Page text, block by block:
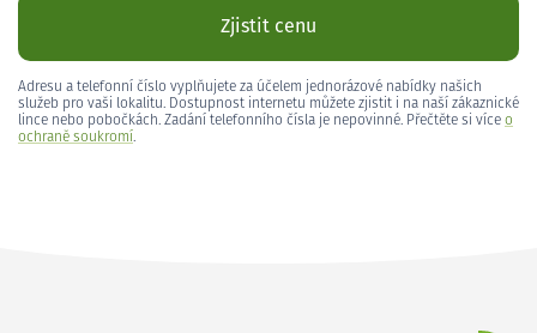
Zjistit cenu
Adresu a telefonní číslo vyplňujete za účelem jednorázové nabídky našich
služeb pro vaši lokalitu. Dostupnost internetu můžete zjistit i na naší zákaznické
lince nebo pobočkách. Zadání telefonního čísla je nepovinné. Přečtěte si více o
ochraně soukromí.